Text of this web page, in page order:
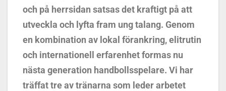
och på herrsidan satsas det kraftigt på att
utveckla och lyfta fram ung talang. Genom
en kombination av lokal förankring, elitrutin
och internationell erfarenhet formas nu
nästa generation handbollsspelare. Vi har
träffat tre av tränarna som leder arbetet